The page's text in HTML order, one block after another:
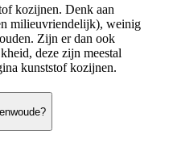
kozijnen. Denk aan
milieuvriendelijk), weinig
Zijn er dan ook
deze zijn meestal
kunststof kozijnen.